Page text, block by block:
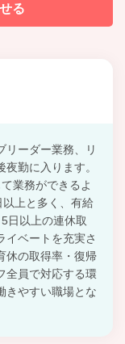
る
リーダー業務、リ
勤に入ります。
業務ができるよ
上と多く、有給
日以上の連休取
イベートを充実さ
休の取得率・復帰
全員で対応する環
きやすい職場とな